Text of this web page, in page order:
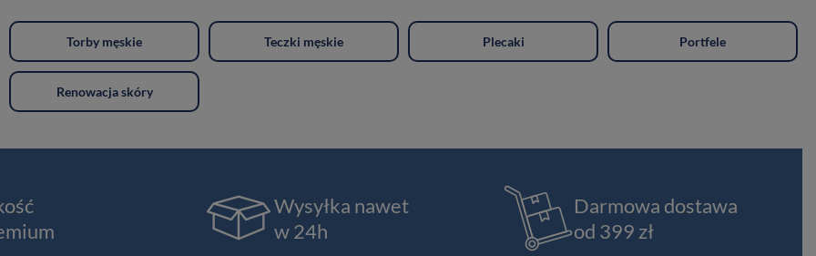
Torby męskie Teczki męskie Plecaki Portfele
Renowacja skóry
Wysyłka nawet
w 24h
Darmowa dostawa
od 399 zł